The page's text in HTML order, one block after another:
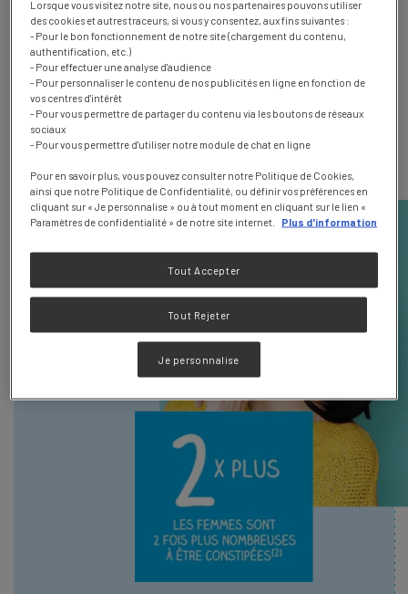
donc redoubler de vigilance pour éviter cette affection
digestive, qui peut impacter leur qualité de vie. Hors
pathologie, cependant, il existe des solutions de nutrition
qui peuvent contribuer à espacer ou améliorer les
problèmes de constipation.
COMMENT ÉVITER LA
Lorsque vous visitez notre site, nous ou nos partenaires pouvons utiliser
des cookies et autres traceurs, si vous y consentez, aux fins suivantes :
- Pour le bon fonctionnement de notre site (chargement du contenu,
authentification, etc.)
- Pour effectuer une analyse d'audience
- Pour personnaliser le contenu de nos publicités en ligne en fonction de
vos centres d'intérêt
- Pour vous permettre de partager du contenu via les boutons de réseaux
sociaux
- Pour vous permettre d'utiliser notre module de chat en ligne
Pour en savoir plus, vous pouvez consulter notre Politique de Cookies,
ainsi que notre Politique de Confidentialité, ou définir vos préférences en
cliquant sur « Je personnalise » ou à tout moment en cliquant sur le lien «
Paramètres de confidentialité » de notre site internet.
Plus d'information
Tout Rejeter
Tout Accepter
Je personnalise